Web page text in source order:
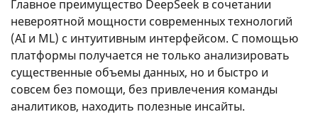
Главное преимущество DeepSeek в сочетании
невероятной мощности современных технологий
(AI и ML) с интуитивным интерфейсом. С помощью
платформы получается не только анализировать
существенные объемы данных, но и быстро и
совсем без помощи, без привлечения команды
аналитиков, находить полезные инсайты.